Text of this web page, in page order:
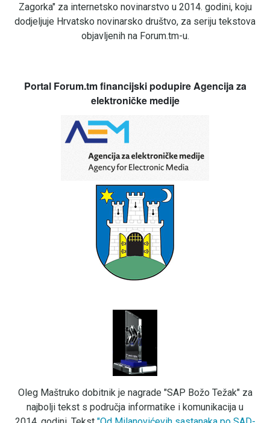
Zagorka" za internetsko novinarstvo u 2014. godini, koju
dodjeljuje Hrvatsko novinarsko društvo, za seriju tekstova
objavljenih na Forum.tm-u.
Portal Forum.tm financijski podupire Agencija za
elektroničke medije
Oleg Maštruko dobitnik je nagrade "SAP Božo Težak" za
najbolji tekst s područja informatike i komunikacija u